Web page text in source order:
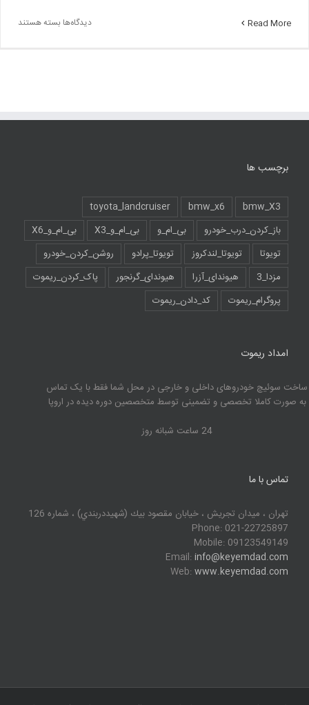
Read More دیدگاه‌ها برای
ریموت
بسته هستند
برچسب ها
bmw_X3
bmw_x6
toyota_landcruiser
باز_کردن_درب_خودرو
بی_ام_و بی_ام_و_X3
بی_ام_و_X6
تویوتا
تویوتا_لندکروز تویوتا_پرادو
روشن_کردن_خودرو
مزدا_3
هیوندای_آزرا هیوندای_گرنجور
پاک_کردن_ریموت
پروگرام_ریموت
کد_دادن_ریموت
امداد ریموت
ساخت سوئیچ خودروهای داخلی و خارجی در محل شما فقط با یک تماس
به صورت کاملا تخصصی و تضمینی توسط متخصصین دوره دیده در اروپا
24 ساعت شبانه روز
تماس با ما
تهران ، ميدان تجريش ، خيابان مقصود بيك (شهيددربندي) ، شماره 126
Phone: 021-22725897
Mobile: 09123549149
Email: info@keyemdad.com
Web: www.keyemdad.com